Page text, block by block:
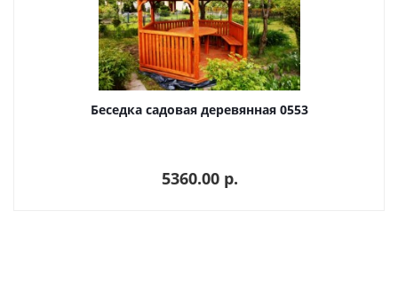
Беседка садовая деревянная 0553
5360.00 p.